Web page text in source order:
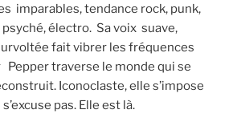
imparables, tendance rock, punk,
électro. Sa voix suave,
fait vibrer les fréquences
traverse le monde qui se
Iconoclaste, elle s’impose
pas. Elle est là.